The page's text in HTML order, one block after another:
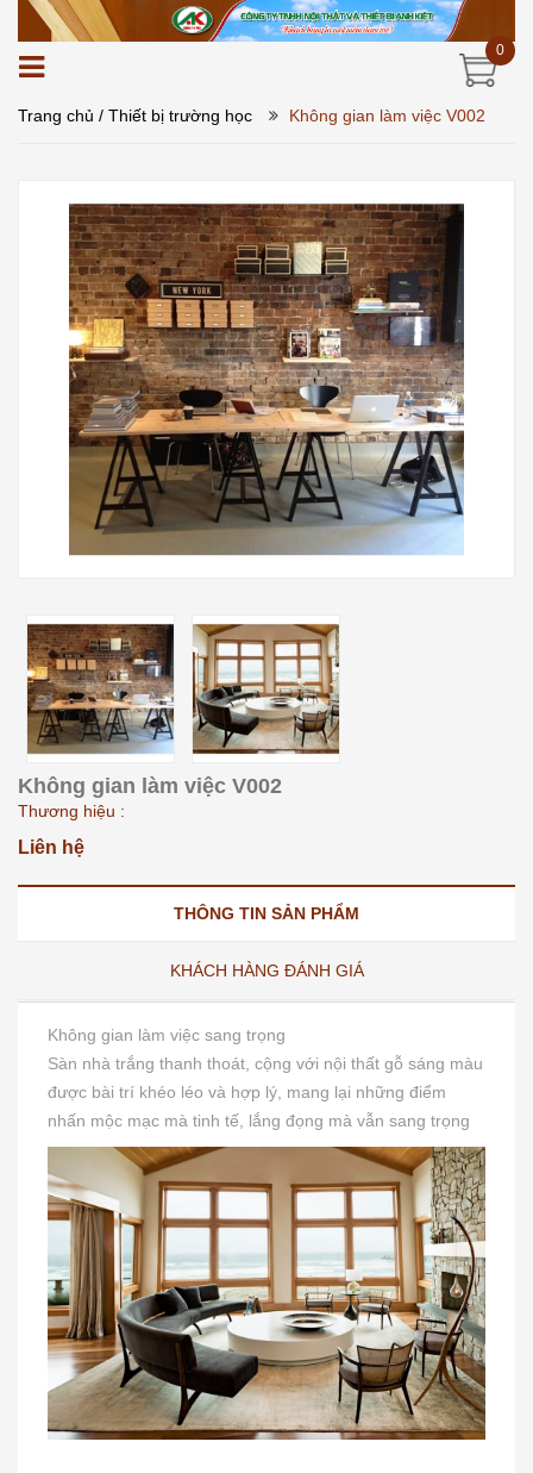
0
Trang chủ / Thiết bị trường học Không gian làm việc V002
Không gian làm việc V002
Thương hiệu :
Liên hệ
THÔNG TIN SẢN PHẨM
KHÁCH HÀNG ĐÁNH GIÁ
Không gian làm việc sang trọng
Sàn nhà trắng thanh thoát, cộng với nội thất gỗ sáng màu
được bài trí khéo léo và hợp lý, mang lại những điểm
nhấn mộc mạc mà tinh tế, lắng đọng mà vẫn sang trọng